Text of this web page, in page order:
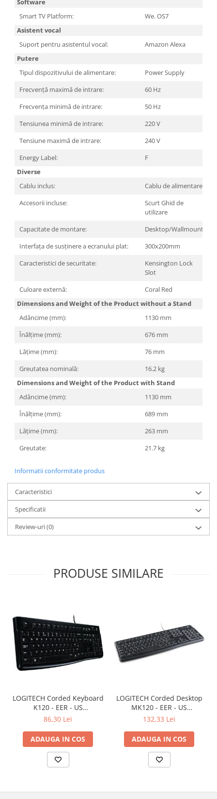
Software
Smart TV Platform:
We. OS7
Asistent vocal
Suport pentru asistentul vocal:
Amazon Alexa
Putere
Tipul dispozitivului de alimentare:
Power Supply
Frecvență maximă de intrare:
60 Hz
Frecvența minimă de intrare:
50 Hz
Tensiunea minimă de intrare:
220 V
Tensiune maximă de intrare:
240 V
Energy Label:
F
Diverse
Cablu inclus:
Cablu de alimentare
Accesorii incluse:
Scurt Ghid de
utilizare
Capacitate de montare:
Desktop/Wallmount
Interfața de susținere a ecranului plat:
300x200mm
Caracteristici de securitate:
Kensington Lock
Slot
Culoare externă:
Coral Red
Dimensions and Weight of the Product without a Stand
Adâncime (mm):
1130 mm
Înălțime (mm):
676 mm
Lățime (mm):
76 mm
Greutatea nominală:
16.2 kg
Dimensions and Weight of the Product with Stand
Adâncime (mm):
1130 mm
Înălțime (mm):
689 mm
Lățime (mm):
263 mm
Greutate:
21.7 kg
Informatii conformitate produs
Caracteristici
Specificatii
Review-uri(0)
PRODUSE SIMILARE
LOGITECH Corded Keyboard
K120 - EER - US
International layout
86,30 Lei
ADAUGA IN COS
LOGITECH Corded Desktop
MK120 - EER - US
International layout
132,33 Lei
ADAUGA IN COS